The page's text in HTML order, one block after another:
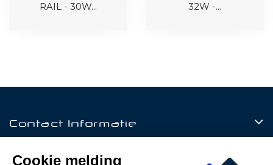
RAIL - 30W...
32W -...
Contact Informatie
Cookie melding